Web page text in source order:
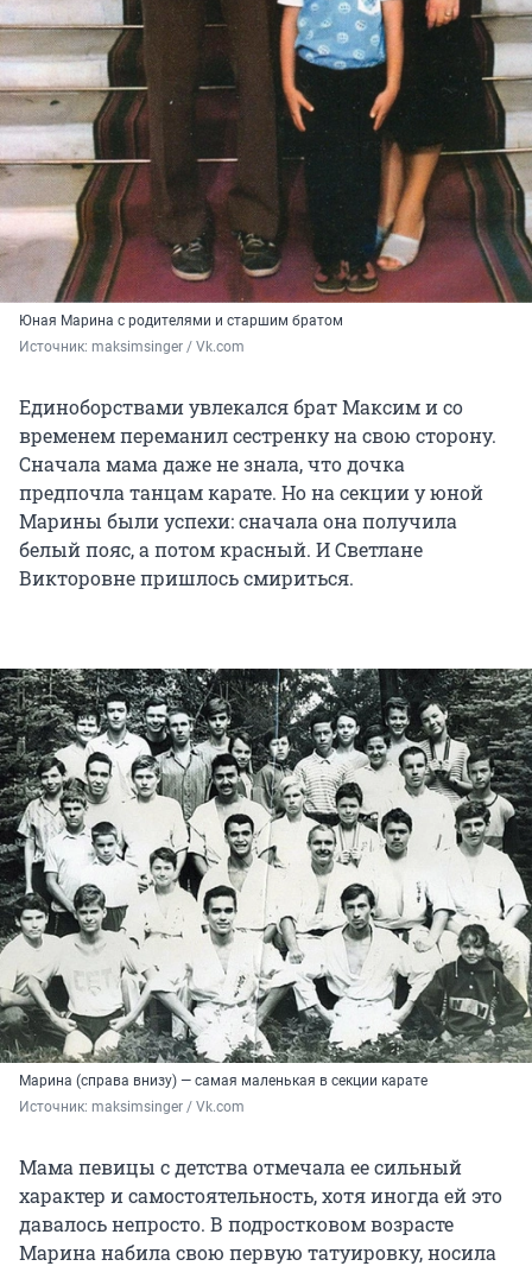
Юная Марина с родителями и старшим братом
Источник: maksimsinger / Vk.com
Единоборствами увлекался брат Максим и со
временем переманил сестренку на свою сторону.
Сначала мама даже не знала, что дочка
предпочла танцам карате. Но на секции у юной
Марины были успехи: сначала она получила
белый пояс, а потом красный. И Светлане
Викторовне пришлось смириться.
Марина (справа внизу) — самая маленькая в секции карате
Источник: maksimsinger / Vk.com
Мама певицы с детства отмечала ее сильный
характер и самостоятельность, хотя иногда ей это
давалось непросто. В подростковом возрасте
Марина набила свою первую татуировку, носила